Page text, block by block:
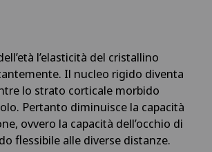
l’elasticità del cristallino
Il nucleo rigido diventa
lo strato corticale morbido
Pertanto diminuisce la capacità
ovvero la capacità dell’occhio di
flessibile alle diverse distanze.